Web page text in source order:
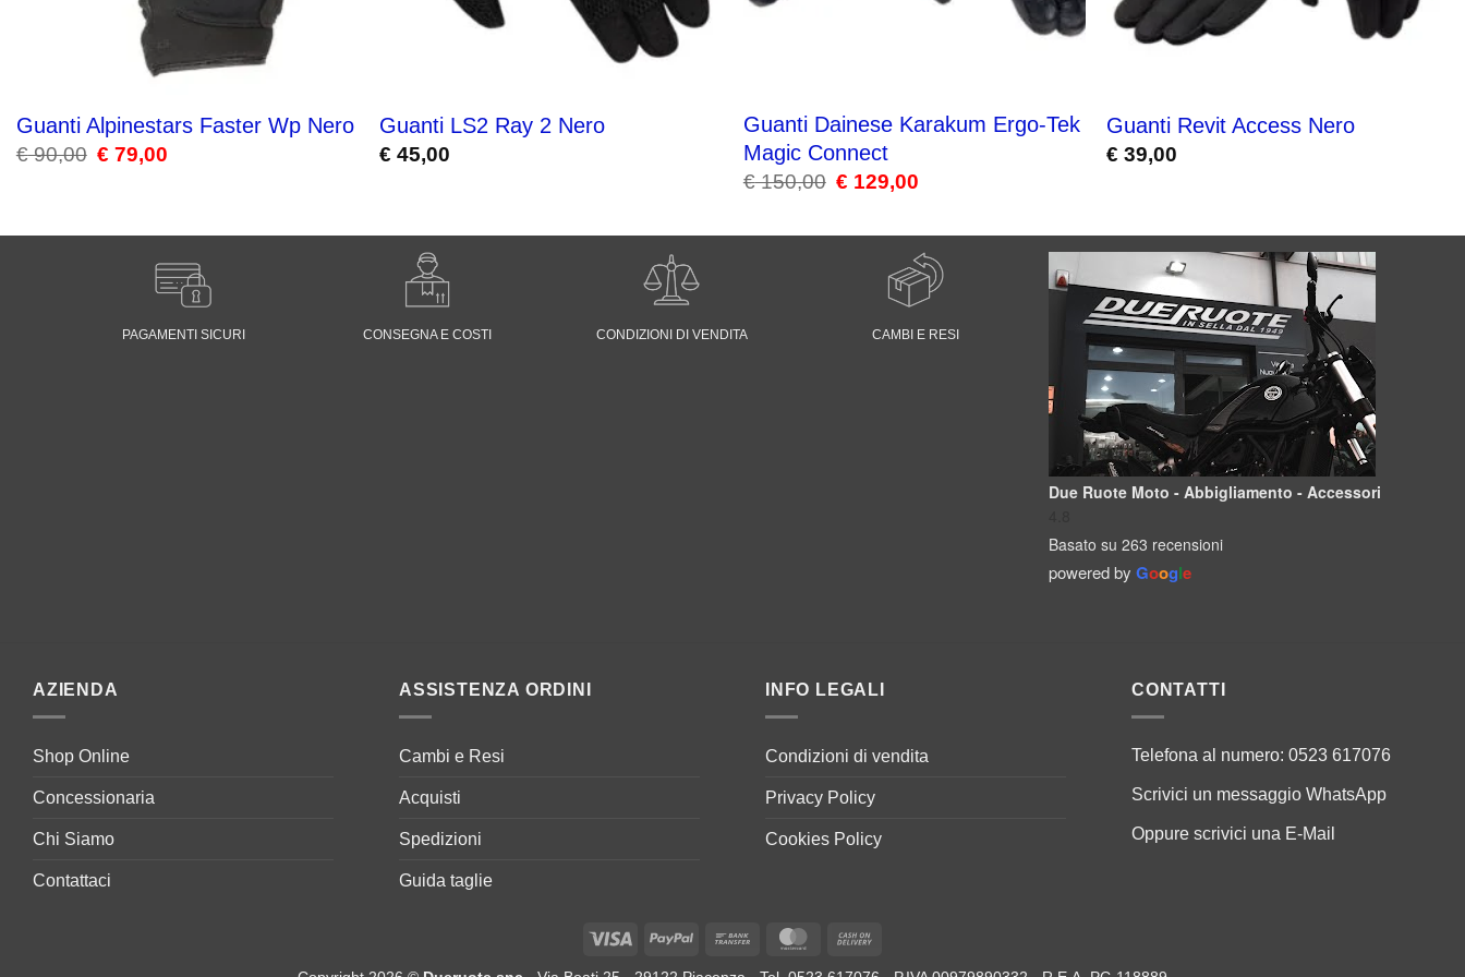
Guanti Alpinestars Faster Wp Nero
€90,00 Il
prezzo
€ 79,00
Guanti LS2 Ray 2 Nero
€ 45,00
Guanti Dainese Karakum Ergo-Tek
Magic Connect
€150,00 Il
prezzo
€ 150,00.
€ 129,00
€ 129,00.
Guanti Revit Access Nero
€ 39,00
PAGAMENTI SICURI CONSEGNA E COSTI CONDIZIONI DI VENDITA CAMBI E RESI
Due Ruote Moto - Abbigliamento - Accessori
Basato su 263 recensioni
powered by Google
AZIENDA
Shop Online
Concessionaria
Chi Siamo
Contattaci
ASSISTENZA ORDINI
Cambi e Resi
Acquisti
Spedizioni
Guida taglie
INFO LEGALI
Condizioni di vendita
Privacy Policy
Cookies Policy
CONTATTI
Telefona al numero: 0523 617076
Scrivici un messaggio WhatsApp
Oppure scrivici una E-Mail
Visa PayPal
Bank
MasterCard